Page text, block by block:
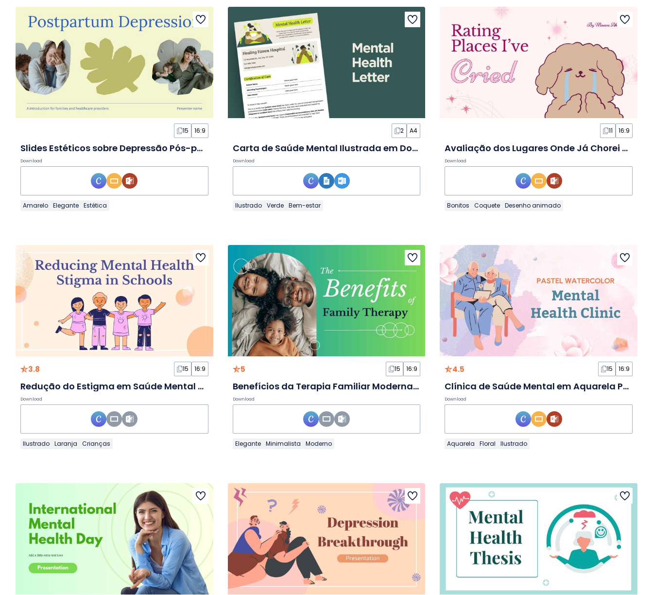
15 16:9
Slides Estéticos sobre Depressão Pós-parto
Download
Amarelo Elegante Estética
2 A4
Carta de Saúde Mental Ilustrada em Documento
Download
Ilustrado Verde Bem-estar
11 16:9
Avaliação dos Lugares Onde Já Chorei em Slides
Download
Bonitos Coquete Desenho animado
3.8 15 16:9
Redução do Estigma em Saúde Mental na Escola em Slides
Download
Ilustrado Laranja Crianças
5 15 16:9
Benefícios da Terapia Familiar Moderna Minimalista em Slides
Download
Elegante Minimalista Moderno
4.5 15 16:9
Clínica de Saúde Mental em Aquarela Pastel em Slides
Download
Aquarela Floral Ilustrado